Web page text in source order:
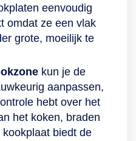
eenvoudig
omdat ze een vlak
grote, moeilijk te
kun je de
aanpassen,
hebt over het
het koken, braden
biedt de